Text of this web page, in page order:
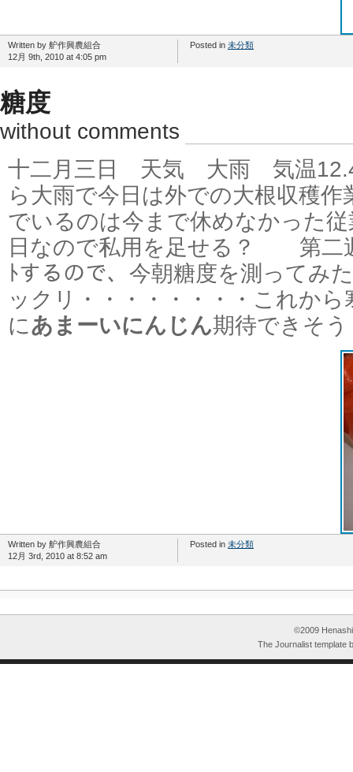
Written by 舮作興農組合
12月 9th, 2010 at 4:05 pm
Posted in 未分類
糖度
without comments
十二月三日 天気 大雨 気温
ら大雨で今日は外での大根収穫
でいるのは今まで休めなかった
日なので私用を足せる？ 第二
ﾄするので、今朝糖度を測ってみ
ックリ・・・・・・・・これか
にあまーいにんじん期待できそう
Written by 舮作興農組合
12月 3rd, 2010 at 8:52 am
Posted in 未分類
©2009
The Journalist template